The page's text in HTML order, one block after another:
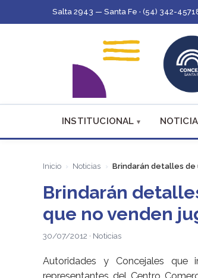
Salta 2943 — Santa Fe · (54) 342-
INSTITUCIONAL
Inicio Noticias Brindarán detalles
Brindarán
que no venden
30/07/2012 · Noticias
Autoridades y Concejales que